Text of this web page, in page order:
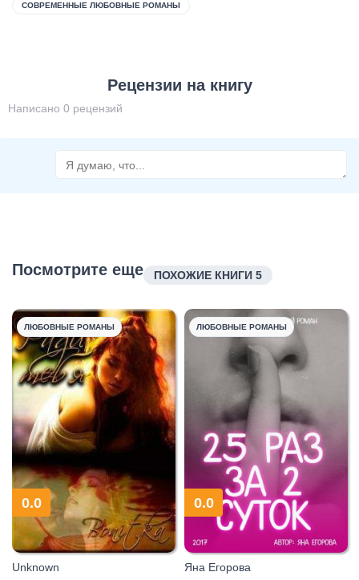
СОВРЕМЕННЫЕ ЛЮБОВНЫЕ РОМАНЫ
Рецензии на книгу
Написано 0 рецензий
Посмотрите еще ПОХОЖИЕ КНИГИ 5
ЛЮБОВНЫЕ РОМАНЫ
0.0
Unknown
ЛЮБОВНЫЕ РОМАНЫ
0.0
Яна Егорова